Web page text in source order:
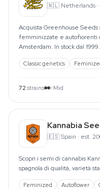
🇳🇱 Netherlands ·
Acquista Greenhouse
femminizzate e autofiorenti
Amsterdam. In stock dal 1999.
Classic genetics
72 strains Mid
Kannabia
🇪🇸Spain · est.
Scopri i semi di cannabis
spagnola di qualità, varietà
Feminized Autoflower